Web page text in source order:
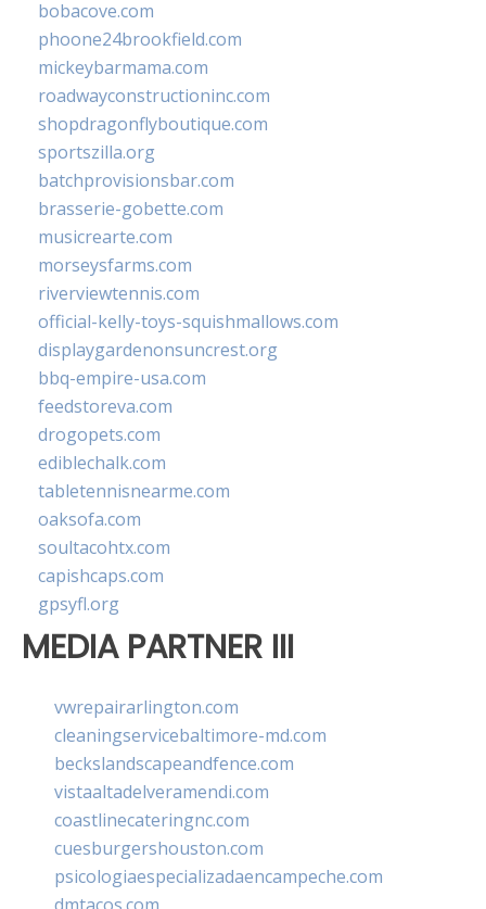
bobacove.com
phoone24brookfield.com
mickeybarmama.com
roadwayconstructioninc.com
shopdragonflyboutique.com
sportszilla.org
batchprovisionsbar.com
brasserie-gobette.com
musicrearte.com
morseysfarms.com
riverviewtennis.com
official-kelly-toys-squishmallows.com
displaygardenonsuncrest.org
bbq-empire-usa.com
feedstoreva.com
drogopets.com
ediblechalk.com
tabletennisnearme.com
oaksofa.com
soultacohtx.com
capishcaps.com
gpsyfl.org
MEDIA PARTNER III
vwrepairarlington.com
cleaningservicebaltimore-md.com
beckslandscapeandfence.com
vistaaltadelveramendi.com
coastlinecateringnc.com
cuesburgershouston.com
psicologiaespecializadaencampeche.com